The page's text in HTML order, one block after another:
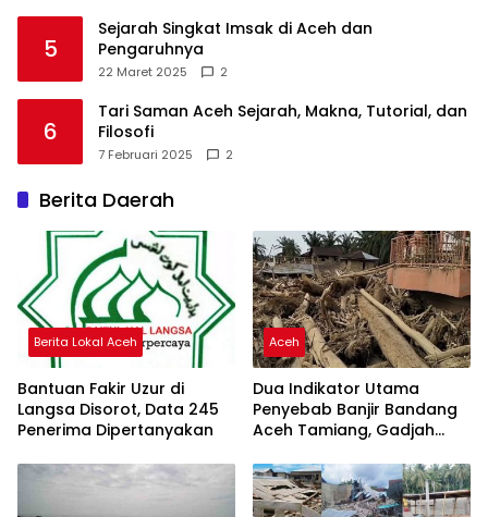
5
Sejarah Singkat Imsak di Aceh dan
Pengaruhnya
22 Maret 2025 2
6
Tari Saman Aceh Sejarah, Makna, Tutorial, dan
Filosofi
7 Februari 2025 2
Berita Daerah
Berita Lokal Aceh
Bantuan Fakir Uzur di
Langsa Disorot, Data 245
Penerima Dipertanyakan
Aceh
Dua Indikator Utama
Penyebab Banjir Bandang
Aceh Tamiang, Gadjah
DAS